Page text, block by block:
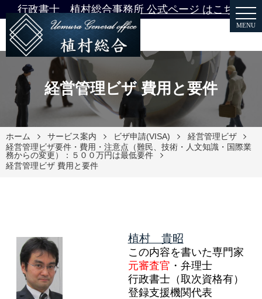
行政書士 植村総合事務所 公式ページ はこちら
MENU
経営管理ビザ 費用と要件
ホーム サービス案内 ビザ申請(VISA)
経営管理ビザ
経営管理ビザ要件・費用・注意点（難民、技術・人文知識・国際業
務からの変更）：５００万円は最低要件
経営管理ビザ 費用と要件
植村 貴昭
この内容を書いた専門家
元審査官 ・弁理士
行政書士（取次資格有）
登録支援機関代表